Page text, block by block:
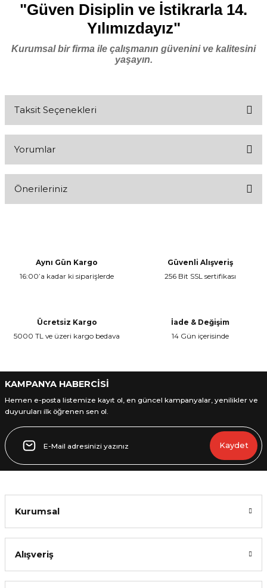
"Güven Disiplin ve İstikrarla 14.
Yılımızdayız"
Kurumsal bir firma ile çalışmanın güvenini ve kalitesini
yaşayın.
Taksit Seçenekleri
Yorumlar
Önerileriniz
Ürün resmi kalitesiz, bozuk veya görüntülenemiyor.
Gönder
Aynı Gün Kargo
16:00’a kadar ki siparişlerde
Güvenli Alışveriş
256 Bit SSL sertifikası
Ücretsiz Kargo
5000 TL ve üzeri kargo bedava
İade & Değişim
14 Gün içerisinde
KAMPANYA HABERCİSİ
Hemen e-posta listemize kayıt ol, en güncel kampanyalar, yenilikler ve
duyuruları ilk öğrenen sen ol.
Kaydet
Kurumsal
Alışveriş